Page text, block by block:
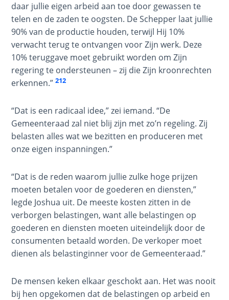
Deuteronomy:
The Second
Law - Speech 3
Deuteronomy:
The Second
Law - Speech 4
Deuteronomy:
The Second
Law - Speech 5
Law - Speech 6
Deuteronomy:
The Second
Law - Speech 7
Deuteronomy:
Law - Speech 8
daar jullie eigen arbeid aan toe door gewassen te
telen en de zaden te oogsten. De Schepper laat jullie
90% van de productie houden, terwijl Hij 10%
verwacht terug te ontvangen voor Zijn werk. Deze
10% teruggave moet gebruikt worden om Zijn
regering te ondersteunen – zij die Zijn kroonrechten
erkennen.”212
“Dat is een radicaal idee,” zei iemand. “De
Gemeenteraad zal niet blij zijn met zo’n regeling. Zij
belasten alles wat we bezitten en produceren met
onze eigen inspanningen.”
“Dat is de reden waarom jullie zulke hoge prijzen
moeten betalen voor de goederen en diensten,”
legde Joshua uit. De meeste kosten zitten in de
verborgen belastingen, want alle belastingen op
goederen en diensten moeten uiteindelijk door de
consumenten betaald worden. De verkoper moet
dienen als belastinginner voor de Gemeenteraad.”
De mensen keken elkaar geschokt aan. Het was nooit
bij hen opgekomen dat de belastingen op arbeid en